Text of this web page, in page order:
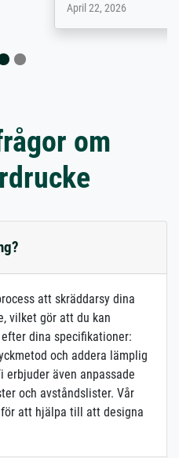
om
att skräddarsy dina
vilket gör att du kan
dina specifikationer:
och addera lämplig
erbjuder även anpassade
och avståndslister. Vår
att hjälpa till att designa